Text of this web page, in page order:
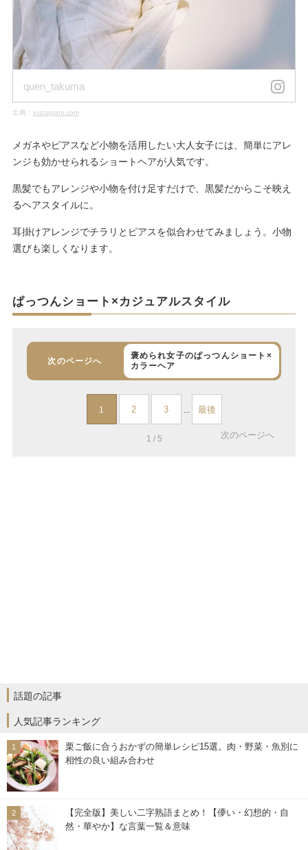
quen_takuma
出典： instagram.com
メガネやピアスなど小物を活用したい大人女子には、簡単にアレ
ンジも効かせられるショートヘアが人気です。
黒髪でもアレンジや小物を付け足すだけで、黒髪だからこそ映え
るヘアスタイルに。
耳掛けアレンジでチラリとピアスを似合わせてみましょう。小物
選びも楽しくなります。
ぱっつんショート×カジュアルスタイル
次のページへ
褒められ女子のぱっつんショート×
カラーヘア
1 2 3 ... 最後
1 / 5 次のページへ
話題の記事
人気記事ランキング
栗ご飯に合うおかずの簡単レシピ15選。肉・野菜・魚別に
相性の良い組み合わせ
【完全版】美しい二字熟語まとめ！【儚い・幻想的・自
然・華やか】な言葉一覧＆意味